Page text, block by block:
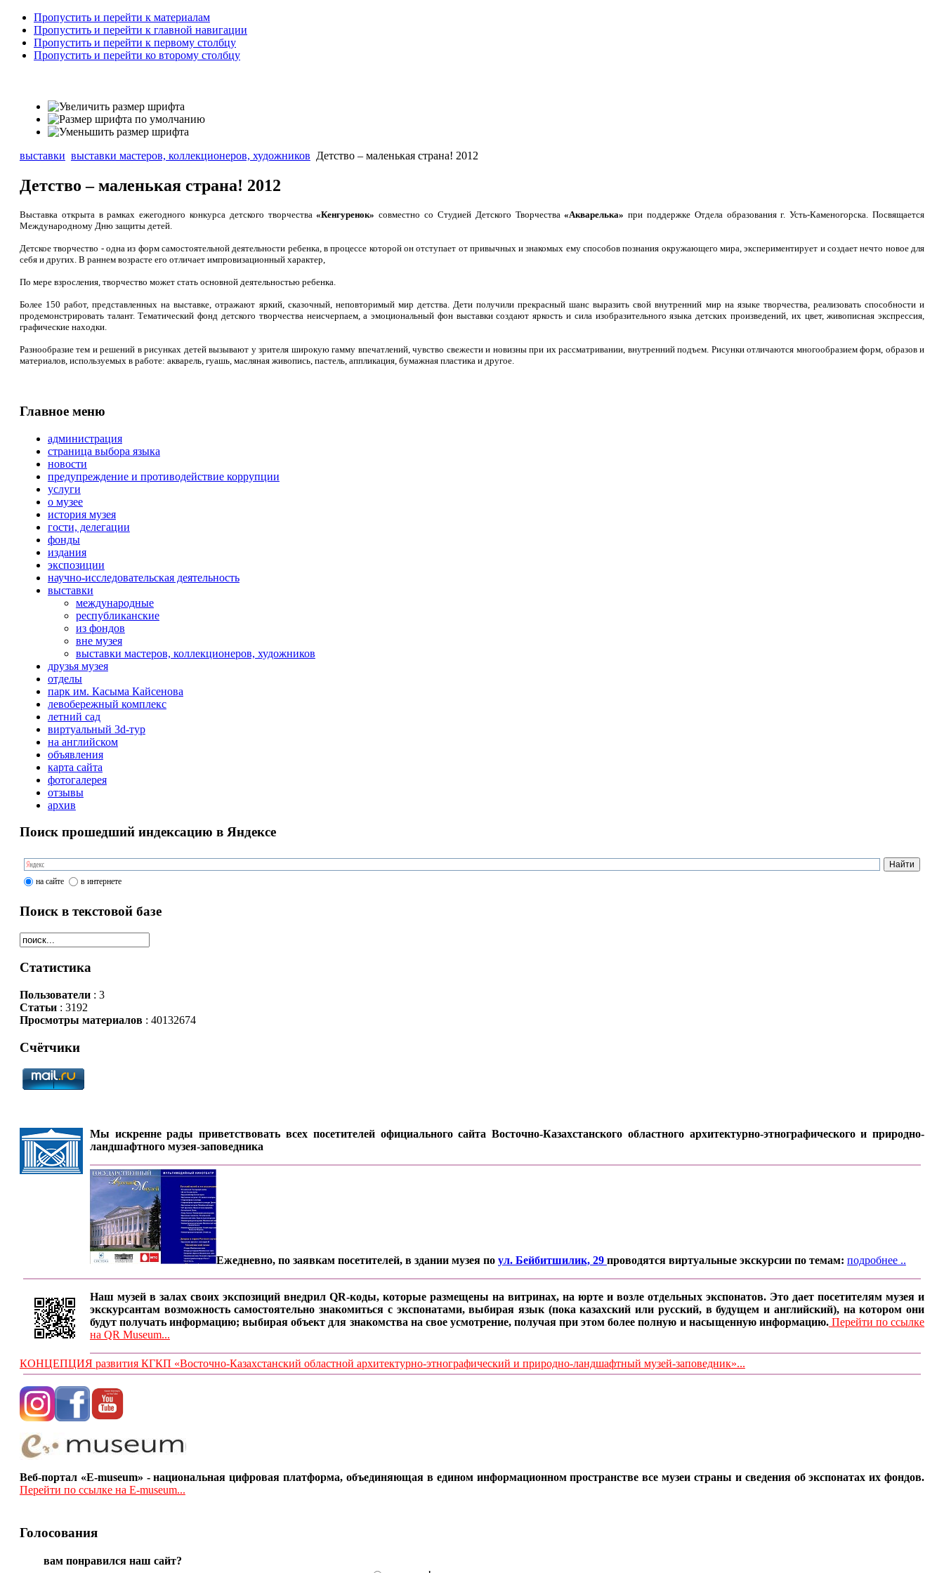
Пропустить и перейти к материалам
Пропустить и перейти к главной навигации
Пропустить и перейти к первому столбцу
Пропустить и перейти ко второму столбцу
выставки выставки мастеров, коллекционеров, художников Детство – маленькая страна! 2012
Детство – маленькая страна! 2012
Выставка открыта в рамках ежегодного конкурса детского творчества«Кенгуренок» совместно со Студией Детского Творчества«Акварелька» при поддержке Отдела образования г. Усть-Каменогорска. Посвящается
Международному Дню защиты детей.
Детское творчество - одна из форм самостоятельной деятельности ребенка, в процессе которой он отступает от привычных и знакомых ему способов познания окружающего мира, экспериментирует и создает нечто новое для
себя и других. В раннем возрасте его отличает импровизационный характер,
По мере взросления, творчество может стать основной деятельностью ребенка.
Более 150 работ, представленных на выставке, отражают яркий, сказочный, неповторимый мир детства. Дети получили прекрасный шанс выразить свой внутренний мир на языке творчества, реализовать способности и
продемонстрировать талант. Тематический фонд детского творчества неисчерпаем, а эмоциональный фон выставки создают яркость и сила изобразительного языка детских произведений, их цвет, живописная экспрессия,
графические находки.
Разнообразие тем и решений в рисунках детей вызывают у зрителя широкую гамму впечатлений, чувство свежести и новизны при их рассматривании, внутренний подъем. Рисунки отличаются многообразием форм, образов и
материалов, используемых в работе: акварель, гуашь, масляная живопись, пастель, аппликация, бумажная пластика и другое.
Главное меню
администрация
страница выбора языка
новости
предупреждение и противодействие коррупции
услуги
о музее
история музея
гости, делегации
фонды
издания
экспозиции
научно-исследовательская деятельность
выставки
международные
республиканские
из фондов
вне музея
выставки мастеров, коллекционеров, художников
друзья музея
отделы
парк им. Касыма Кайсенова
левобережный комплекс
летний сад
виртуальный 3d-тур
на английском
объявления
карта сайта
фотогалерея
отзывы
архив
Поиск прошедший индексацию в Яндексе
на сайте в интернете
Поиск в текстовой базе
Статистика
Пользователи: 3
Статьи: 3192
Просмотры материалов: 40132674
Счётчики
Мы искренне рады приветствовать всех посетителей официального сайта Восточно-Казахстанского областного архитектурно-этнографического и природно-
ландшафтного музея-заповедника
Ежедневно, по заявкам посетителей, в здании музея по ул. Бейбитшилик, 29 проводятся виртуальные экскурсии по темам: подробнее ..
Наш музей в залах своих экспозиций внедрил QR-коды, которые размещены на витринах, на юрте и возле отдельных экспонатов. Это дает посетителям музея и
экскурсантам возможность самостоятельно знакомиться с экспонатами, выбирая язык (пока казахский или русский, в будущем и английский), на котором они
будут получать информацию; выбирая объект для знакомства на свое усмотрение, получая при этом более полную и насыщенную информацию.Перейти по ссылке
на QR Museum...
КОНЦЕПЦИЯ развития КГКП «Восточно-Казахстанский областной архитектурно-этнографический и природно-ландшафтный музей-заповедник»...
Веб-портал «E-museum» - национальная цифровая платформа, объединяющая в едином информационном пространстве все музеи страны и сведения об экспонатах их фондов.
Перейти по ссылке на E-museum...
Голосования
вам понравился наш сайт?